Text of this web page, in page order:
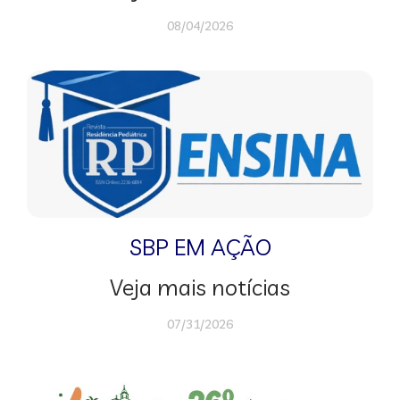
08/04/2026
SBP EM AÇÃO
Veja mais notícias
07/31/2026